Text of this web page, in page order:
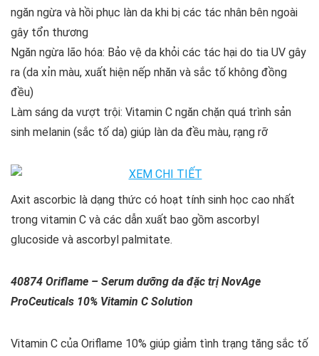
ngăn ngừa và hồi phục làn da khi bị các tác nhân bên ngoài
gây tổn thương
Ngăn ngừa lão hóa: Bảo vệ da khỏi các tác hại do tia UV gây
ra (da xỉn màu, xuất hiện nếp nhăn và sắc tố không đồng
đều)
Làm sáng da vượt trội: Vitamin C ngăn chặn quá trình sản
sinh melanin (sắc tố da) giúp làn da đều màu, rạng rỡ
Axit ascorbic là dạng thức có hoạt tính sinh học cao nhất
trong vitamin C và các dẫn xuất bao gồm ascorbyl
glucoside và ascorbyl palmitate.
40874 Oriflame – Serum dưỡng da đặc trị NovAge
ProCeuticals 10% Vitamin C Solution
Vitamin C của Oriflame 10% giúp giảm tình trạng tăng sắc tố